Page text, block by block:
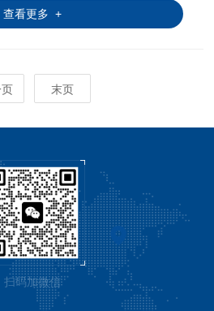
查看更多 +
末页
扫码加微信